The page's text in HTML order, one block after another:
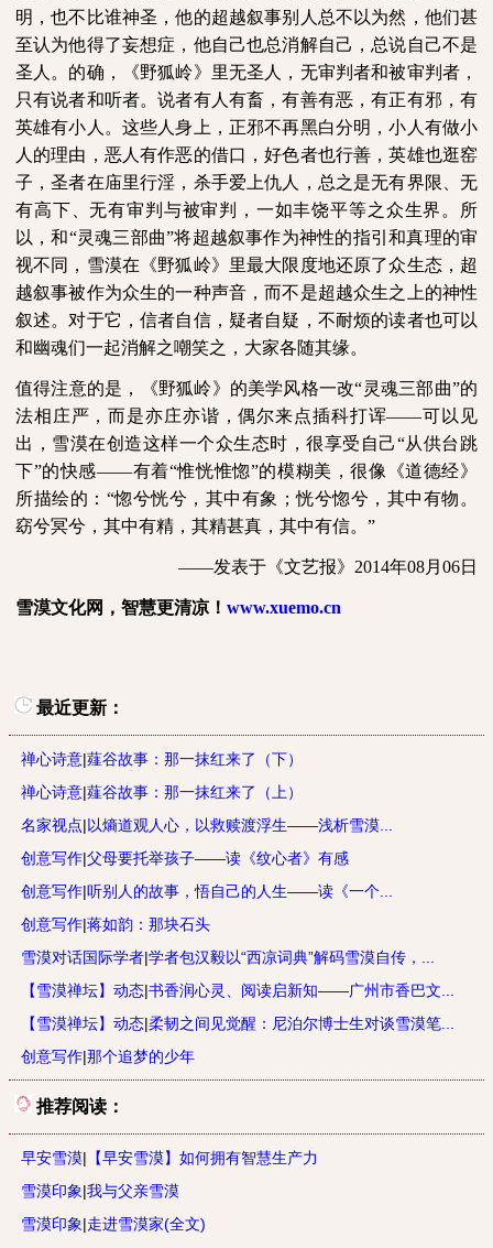
明，也不比谁神圣，他的超越叙事别人总不以为然，他们甚
至认为他得了妄想症，他自己也总消解自己，总说自己不是
圣人。的确，《野狐岭》里无圣人，无审判者和被审判者，
只有说者和听者。说者有人有畜，有善有恶，有正有邪，有
英雄有小人。这些人身上，正邪不再黑白分明，小人有做小
人的理由，恶人有作恶的借口，好色者也行善，英雄也逛窑
子，圣者在庙里行淫，杀手爱上仇人，总之是无有界限、无
有高下、无有审判与被审判，一如丰饶平等之众生界。所
以，和“灵魂三部曲”将超越叙事作为神性的指引和真理的审
视不同，雪漠在《野狐岭》里最大限度地还原了众生态，超
越叙事被作为众生的一种声音，而不是超越众生之上的神性
叙述。对于它，信者自信，疑者自疑，不耐烦的读者也可以
和幽魂们一起消解之嘲笑之，大家各随其缘。
值得注意的是，《野狐岭》的美学风格一改“灵魂三部曲”的
法相庄严，而是亦庄亦谐，偶尔来点插科打诨——可以见
出，雪漠在创造这样一个众生态时，很享受自己“从供台跳
下”的快感——有着“惟恍惟惚”的模糊美，很像《道德经》
所描绘的：“惚兮恍兮，其中有象；恍兮惚兮，其中有物。
窈兮冥兮，其中有精，其精甚真，其中有信。”
——发表于《文艺报》 2014年08月 06日
雪漠文化网，智慧更清凉！ www.xuemo.cn
最近更新：
禅心诗意|薤谷故事：那一抹红来了（下）
禅心诗意|薤谷故事：那一抹红来了（上）
名家视点|以熵道观人心，以救赎渡浮生——浅析雪漠...
创意写作|父母要托举孩子——读《纹心者》有感
创意写作|听别人的故事，悟自己的人生——读《一个...
创意写作|蒋如韵：那块石头
雪漠对话国际学者|学者包汉毅以“西凉词典”解码雪漠自传，...
【雪漠禅坛】动态|书香润心灵、阅读启新知——广州市香巴文...
【雪漠禅坛】动态|柔韧之间见觉醒：尼泊尔博士生对谈雪漠笔...
创意写作|那个追梦的少年
推荐阅读：
早安雪漠| 【早安雪漠】如何拥有智慧生产力
雪漠印象|我与父亲雪漠
雪漠印象|走进雪漠家(全文)